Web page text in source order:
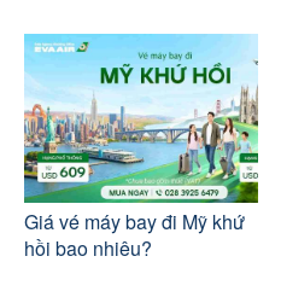
Giá vé máy bay đi Mỹ khứ
hồi bao nhiêu?